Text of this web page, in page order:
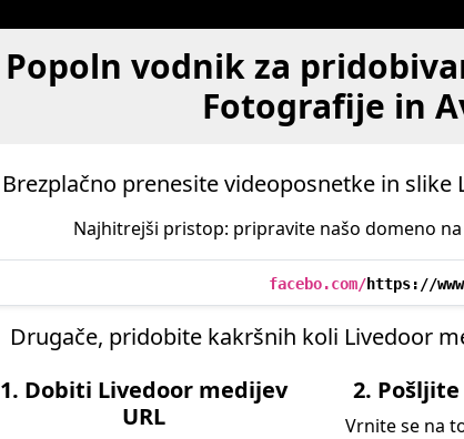
Popoln vodnik za
Fotografije in
Brezplačno prenesite videoposnetke in
Najhitrejši pristop: pripravite našo domeno
facebo.com/https://
Drugače, pridobite kakršnih koli Livedoor
1. Dobiti Livedoor medijev
URL
2. Pošljite
Vrnite se na